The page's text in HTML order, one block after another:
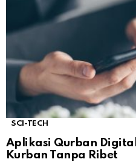
SCI-TECH
Aplikasi Qurban
Kurban Tanpa Ribet